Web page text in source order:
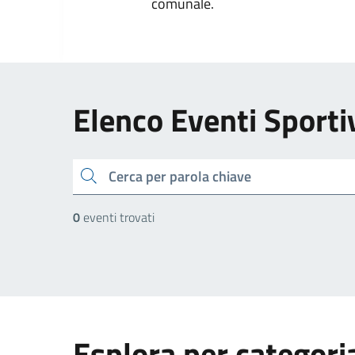
Elenco Eventi
cerca
0eventi trovati